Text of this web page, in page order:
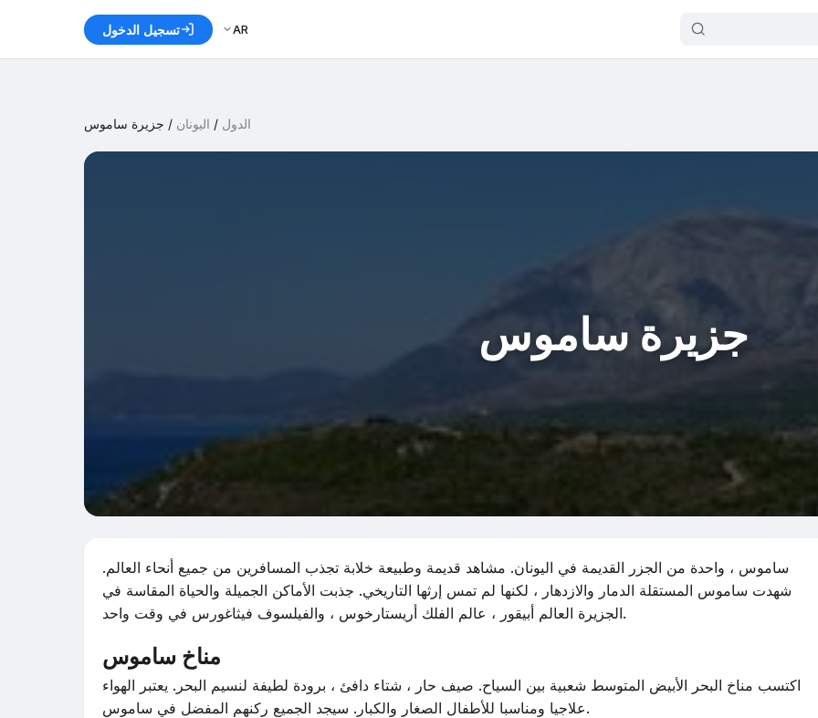
AR تسجيل الدخول
الدول / اليونان / جزيرة ساموس
جزيرة ساموس
ساموس ، واحدة من الجزر القديمة في اليونان. مشاهد قديمة وطبيعة خلابة تجذب المسافرين من جميع أنحاء العالم.
شهدت ساموس المستقلة الدمار والازدهار ، لكنها لم تمس إرثها التاريخي. جذبت الأماكن الجميلة والحياة المقاسة في
الجزيرة العالم أبيقور ، عالم الفلك أريستارخوس ، والفيلسوف فيثاغورس في وقت واحد.
مناخ ساموس
اكتسب مناخ البحر الأبيض المتوسط شعبية بين السياح. صيف حار ، شتاء دافئ ، برودة لطيفة لنسيم البحر. يعتبر الهواء
علاجيا ومناسبا للأطفال الصغار والكبار. سيجد الجميع ركنهم المفضل في ساموس.